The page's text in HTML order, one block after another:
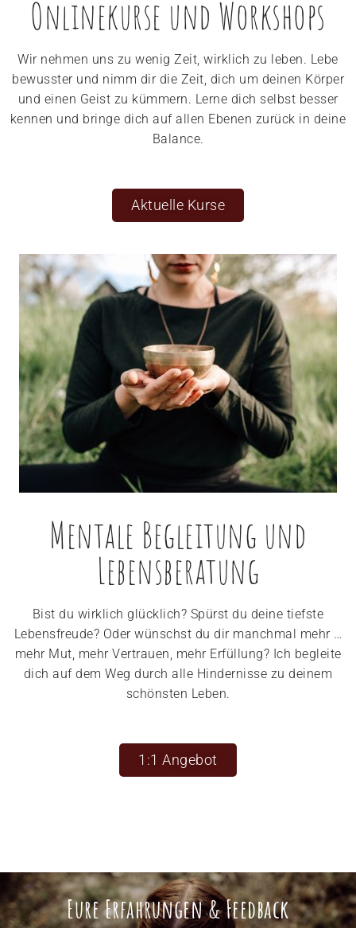
Onlinekurse und Workshops
Wir nehmen uns zu wenig Zeit, wirklich zu leben. Lebe
bewusster und nimm dir die Zeit, dich um deinen Körper
und einen Geist zu kümmern. Lerne dich selbst besser
kennen und bringe dich auf allen Ebenen zurück in deine
Balance.
Aktuelle Kurse
Mentale Begleitung und
Lebensberatung
Bist du wirklich glücklich? Spürst du deine tiefste
Lebensfreude? Oder wünschst du dir manchmal mehr …
mehr Mut, mehr Vertrauen, mehr Erfüllung? Ich begleite
dich auf dem Weg durch alle Hindernisse zu deinem
schönsten Leben.
1:1 Angebot
Eure Erfahrungen & Feedback